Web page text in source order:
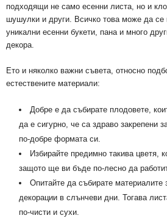
подходящи не само есенни листа, но и
шушулки и други. Всичко това може да се
уникални есенни букети, пана и много
декора.
Ето и няколко важни съвета, относно
естествените материали:
Добре е да събирате плодовете,
да е сигурно, че са здраво закрепени
по-добре формата си.
Избирайте предимно такива цветя,
защото ще ви бъде по-лесно да
Опитайте да събирате материалите
декорации в слънчеви дни. Тогава
по-чисти и сухи.